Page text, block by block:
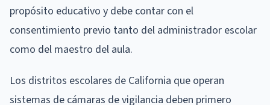
propósito educativo y debe contar con el
consentimiento previo tanto del administrador escolar
como del maestro del aula.
Los distritos escolares de California que operan
sistemas de cámaras de vigilancia deben primero